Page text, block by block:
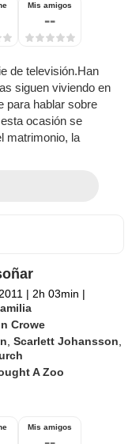
Mis amigos
--
de televisión.Han
siguen viviendo en
para hablar sobre
ocasión se
matrimonio, la
| 2h 03min |
Crowe
,Scarlett Johansson,
A Zoo
Mis amigos